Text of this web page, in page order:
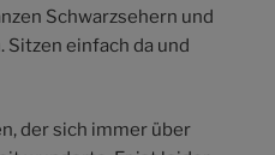
Schwarzsehern und
einfach da und
der sich immer über